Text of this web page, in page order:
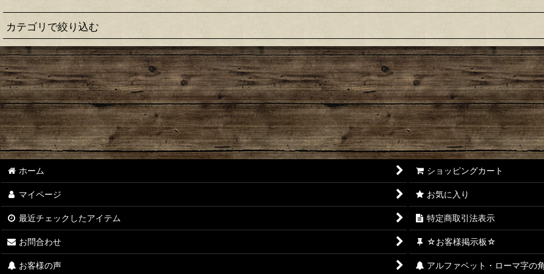
カテゴリで絞り込む
アートデザイン印鑑 (全商品)
【クラシック-in】
【モダン-in】
ホーム ショッピングカート
マイページ お気に入り
最近チェックしたアイテム 特定商取引法表示
お問合わせ ☆お客様掲示板☆
お客様の声 アルファベット・ローマ字の